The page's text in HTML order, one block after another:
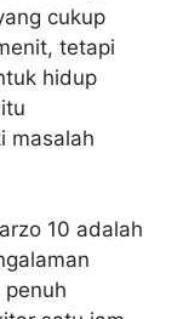
cukup
tetapi
hidup
masalah
10 adalah